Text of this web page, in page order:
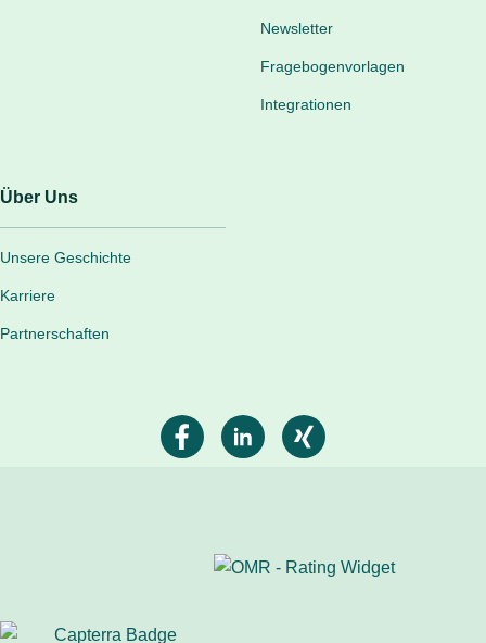
Newsletter
Fragebogenvorlagen
Integrationen
Über Uns
Unsere Geschichte
Karriere
Partnerschaften